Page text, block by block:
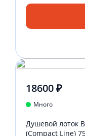
18600 ₽
Много
Душевой лоток
(Compact Line)